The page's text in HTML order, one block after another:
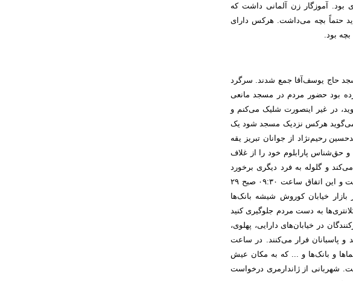
بود. آموزگار زن آلمانی داشت که
حتماً بچه‌ می‌داشت. هرکس دارای
بود.
حاج یوسف‌آقا جمع شدند. سرگرد
بود حضور مردم در مسجد مانعی
در غیر اینصورت شلیک می‌کنم و
می‌گوید هرکس نزدیک مسجد شود یک
رحیم‌نژاد از جوانان تبریز یقه
پارابلوم خود را از غلاف
و گلوله به فرد دیگری برخورد
می‌کند و او را می‌کشد. نام جوانی که شهید می‌شود محمد تجلایی است و این اتفاق ساعت ۰۹:۳۰ صبح ۲۹
خیابان کوروش شیشه بانک‌ها
به دست مردم جلوگیری کنید
در خیابان‌های دارایی، پهلوی،
و پاسبانان فرار می‌کنند. در ساعت
و بانک‌ها و ... که به مکان عیش
شهربانی از ژاندارمری درخواست